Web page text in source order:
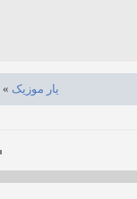
یار موزیک »